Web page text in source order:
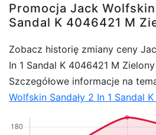
Promocja Jack Wolfskin
Sandal K 4046421 M
Zobacz historię zmiany ceny
In 1 Sandal K 4046421 M Zielony
Szczegółowe informacje na
Wolfskin Sandały 2 In 1 Sandal